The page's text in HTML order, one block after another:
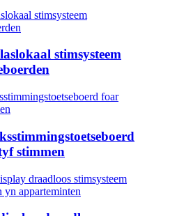
stimsysteem
stimmen